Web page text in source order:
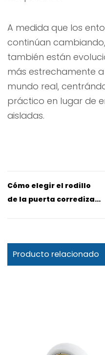
A medida que los
continúan
también están
más estrechamente
mundo real,
práctico en lugar de
aisladas.
Cómo elegir el rodillo
de la puerta corrediza
Producto relacionado